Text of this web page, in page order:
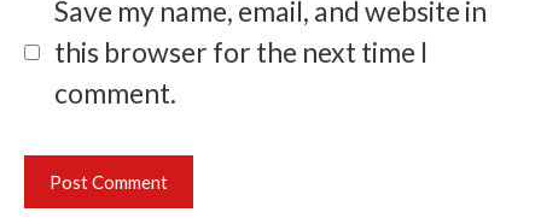
Save my name, email, and website in
this browser for the next time I
comment.